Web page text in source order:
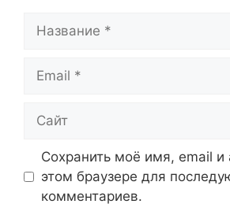
Сохранить моё имя, email и
этом браузере для
комментариев.